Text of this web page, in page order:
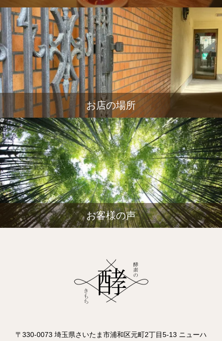
お店の場所
お客様の声
〒330-0073 埼玉県さいたま市浦和区元町2丁目5-13 ニューハ